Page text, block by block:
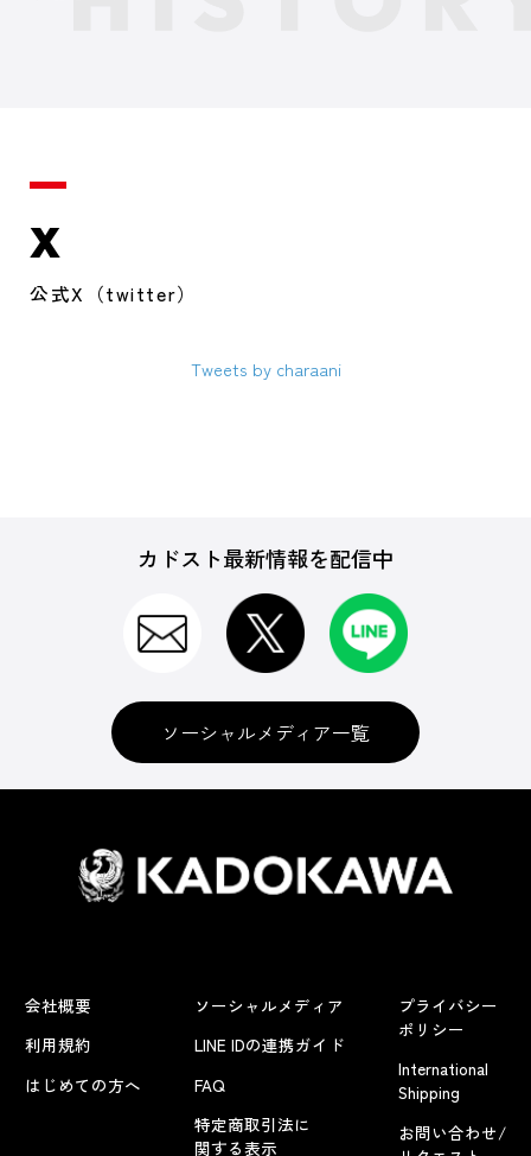
X
公式X（twitter）
Tweets by charaani
カドスト最新情報を配信中
ソーシャルメディア一覧
会社概要
利用規約
はじめての方へ
ソーシャルメディア
LINE IDの連携ガイド
FAQ
特定商取引法に
関する表示
プライバシー
ポリシー
International
Shipping
お問い合わせ/